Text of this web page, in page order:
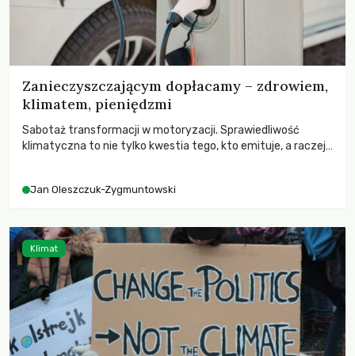
Zanieczyszczającym dopłacamy – zdrowiem,
klimatem, pieniędzmi
Sabotaż transformacji w motoryzacji. Sprawiedliwość
klimatyczna to nie tylko kwestia tego, kto emituje, a raczej
Jan Oleszczuk-Zygmuntowski
Klimat